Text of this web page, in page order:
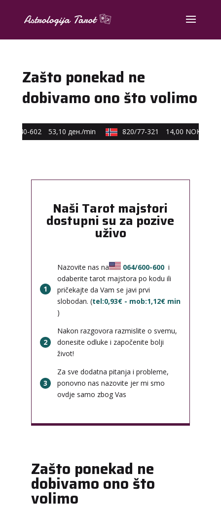
Zašto ponekad ne
dobivamo ono što volimo
40-602 53,10 ден./min 820/77-321 14,00 NOK/min
Naši Tarot majstori
dostupni su za pozive
uživo
1
Nazovite nas na 064/600-600 i
odaberite tarot majstora po kodu ili
pričekajte da Vam se javi prvi
slobodan. (tel:0,93€ - mob:1,12€ min
)
2
Nakon razgovora razmislite o svemu,
donesite odluke i započenite bolji
život!
3
Za sve dodatna pitanja i probleme,
ponovno nas nazovite jer mi smo
ovdje samo zbog Vas
Zašto ponekad ne
dobivamo ono što
volimo